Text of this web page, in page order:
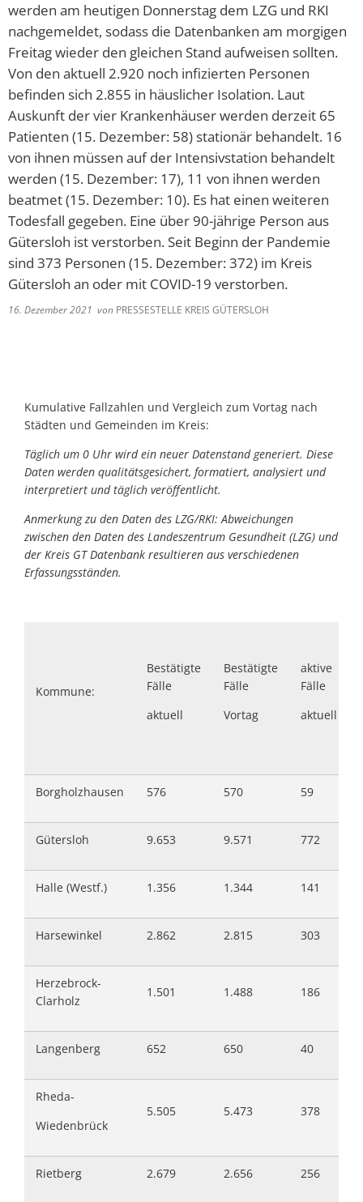
werden am heutigen Donnerstag dem LZG und RKI
nachgemeldet, sodass die Datenbanken am morgigen
Freitag wieder den gleichen Stand aufweisen sollten.
Von den aktuell 2.920 noch infizierten Personen
befinden sich 2.855 in häuslicher Isolation. Laut
Auskunft der vier Krankenhäuser werden derzeit 65
Patienten (15. Dezember: 58) stationär behandelt. 16
von ihnen müssen auf der Intensivstation behandelt
werden (15. Dezember: 17), 11 von ihnen werden
beatmet (15. Dezember: 10). Es hat einen weiteren
Todesfall gegeben. Eine über 90-jährige Person aus
Gütersloh ist verstorben. Seit Beginn der Pandemie
sind 373 Personen (15. Dezember: 372) im Kreis
Gütersloh an oder mit COVID-19 verstorben.
16. Dezember 2021 von PRESSESTELLE KREIS GÜTERSLOH
Kumulative Fallzahlen und Vergleich zum Vortag nach
Städten und Gemeinden im Kreis:
Täglich um 0 Uhr wird ein neuer Datenstand generiert. Diese
Daten werden qualitätsgesichert, formatiert, analysiert und
interpretiert und täglich veröffentlicht.
Anmerkung zu den Daten des LZG/RKI: Abweichungen
zwischen den Daten des Landeszentrum Gesundheit (LZG) und
der Kreis GT Datenbank resultieren aus verschiedenen
Erfassungsständen.
Kommune:
Bestätigte
Fälle
aktuell
Bestätigte
Fälle
Vortag
aktive
Fälle
aktuell
Borgholzhausen 576 570 59
Gütersloh 9.653 9.571 772
Halle (Westf.) 1.356 1.344 141
Harsewinkel 2.862 2.815 303
Herzebrock-
Clarholz
1.501 1.488 186
Langenberg 652 650 40
Rheda-
Wiedenbrück
5.505 5.473 378
Rietberg 2.679 2.656 256